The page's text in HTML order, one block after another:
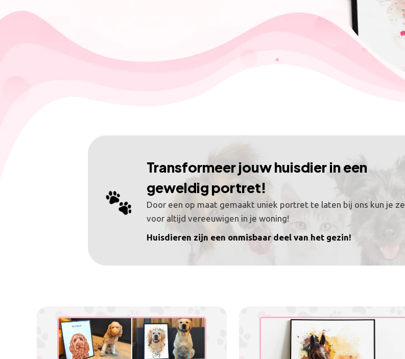
Transformeer jouw huisdier in een
geweldig portret!
Door een op maat gemaakt uniek portret te laten bij ons kun je ze
voor altijd vereeuwigen in je woning!
Huisdieren zijn een onmisbaar deel van het gezin!